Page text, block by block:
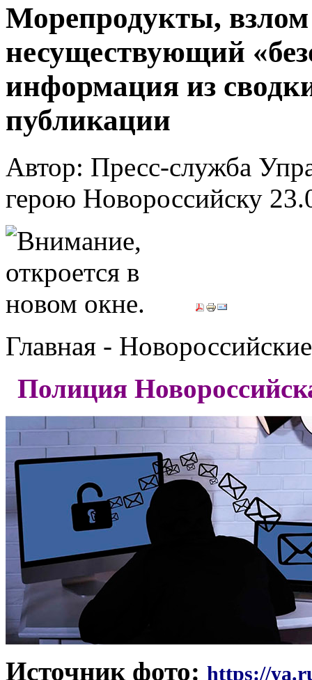
Морепродукты,
несуществующий
информация из
публикации
Автор: Пресс-служба
герою Новороссийску
Главная -
Полиция
Источник фото: https://